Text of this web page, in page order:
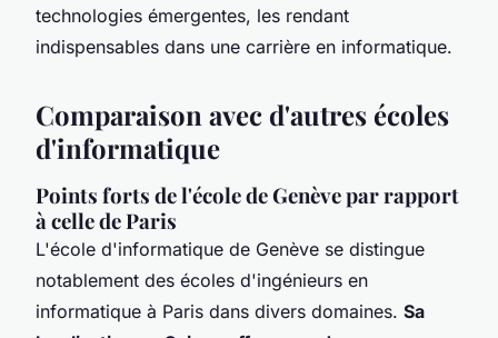
technologies émergentes, les rendant
indispensables dans une carrière en informatique.
Comparaison avec d'autres écoles
d'informatique
Points forts de l'école de Genève par rapport
à celle de Paris
L'école d'informatique de Genève se distingue
notablement des écoles d'ingénieurs en
informatique à Paris dans divers domaines. Sa